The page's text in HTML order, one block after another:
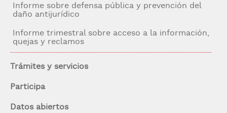
Informe sobre defensa pública y prevención del
daño antijurídico
Informe trimestral sobre acceso a la información,
quejas y reclamos
Trámites y servicios
Participa
Datos abiertos